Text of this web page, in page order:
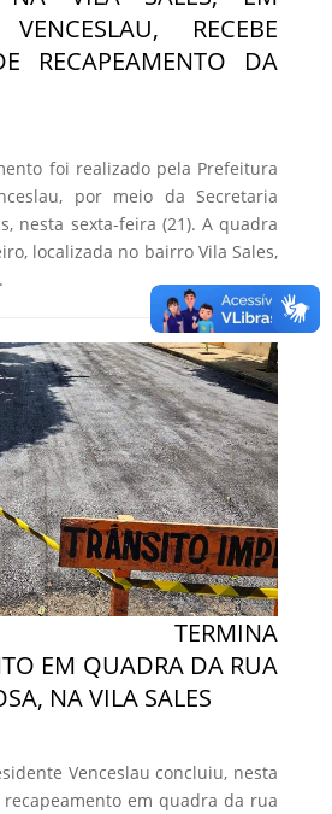
VENCESLAU, RECEBE
RECAPEAMENTO DA
foi realizado pela Prefeitura
por meio da Secretaria
nesta sexta-feira (21). A quadra
localizada no bairro Vila Sales,
TERMINA
EM QUADRA DA RUA
NA VILA SALES
Venceslau concluiu, nesta
em quadra da rua